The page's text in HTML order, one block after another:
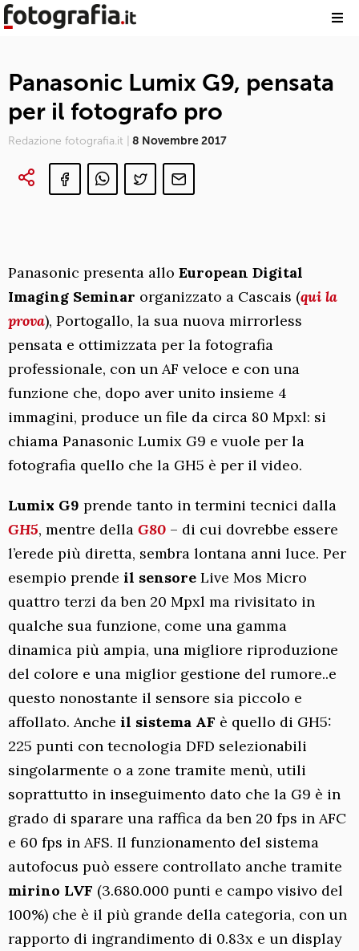
Panasonic Lumix G9, pensata
per il fotografo pro
Redazione fotografia.it | 8 Novembre 2017
Panasonic presenta allo European Digital
Imaging Seminar organizzato a Cascais (qui la
prova), Portogallo, la sua nuova mirrorless
pensata e ottimizzata per la fotografia
professionale, con un AF veloce e con una
funzione che, dopo aver unito insieme 4
immagini, produce un file da circa 80 Mpxl: si
chiama Panasonic Lumix G9 e vuole per la
fotografia quello che la GH5 è per il video.
Lumix G9 prende tanto in termini tecnici dalla
GH5, mentre della G80 – di cui dovrebbe essere
l’erede più diretta, sembra lontana anni luce. Per
esempio prende il sensore Live Mos Micro
quattro terzi da ben 20 Mpxl ma rivisitato in
qualche sua funzione, come una gamma
dinamica più ampia, una migliore riproduzione
del colore e una miglior gestione del rumore..e
questo nonostante il sensore sia piccolo e
affollato. Anche il sistema AF è quello di GH5:
225 punti con tecnologia DFD selezionabili
singolarmente o a zone tramite menù, utili
soprattutto in inseguimento dato che la G9 è in
grado di sparare una raffica da ben 20 fps in AFC
e 60 fps in AFS. Il funzionamento del sistema
autofocus può essere controllato anche tramite
mirino LVF (3.680.000 punti e campo visivo del
100%) che è il più grande della categoria, con un
rapporto di ingrandimento di 0.83x e un display